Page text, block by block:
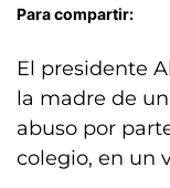
Para compartir:
El presidente
la madre de
abuso por
colegio, en un